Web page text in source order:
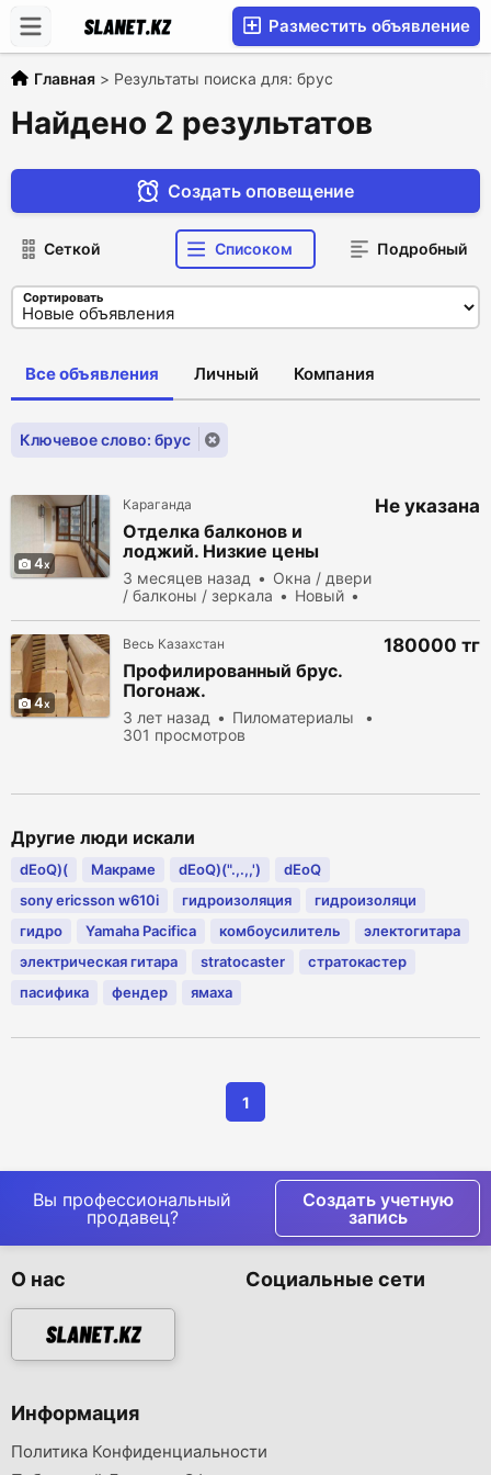
Разместить объявление
Главная > Результаты поиска для: брус
Найдено 2 результатов
Создать оповещение
Сеткой Списоком Подробный
Сортировать
Все объявления Личный Компания
Ключевое слово: брус
4
Караганда
Отделка балконов и
лоджий. Низкие цены
3 месяцев назад
Окна / двери
/ балконы / зеркала
Новый
Не указана
4
Весь Казахстан
Профилированный брус.
Погонаж.
3 лет назад
Пиломатериалы
301 просмотров
180000 тг
Другие люди искали
dEoQ)( Макраме dEoQ)(".,.,,')
dEoQ
sony ericsson w610i
гидроизоляция
гидроизоляци
гидро
Yamaha Pacifica комбоусилитель
электогитара
электрическая гитара
stratocaster
стратокастер
пасифика
фендер ямаха
1
Вы профессиональный
продавец?
Создать учетную
запись
О нас Социальные сети
Информация
Политика Конфиденциальности